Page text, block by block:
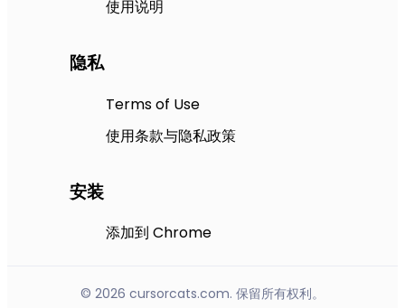
使用说明
隐私
Terms of Use
使用条款与隐私政策
安装
添加到 Chrome
© 2026 cursorcats.com. 保留所有权利。